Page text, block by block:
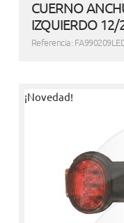
CUERNO
IZQUIERDO 12/
Referencia:
¡Novedad!